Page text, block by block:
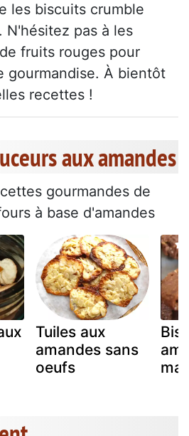
les biscuits crumble
N'hésitez pas à les
fruits rouges pour
gourmandise. À bientôt
recettes !
aux amandes
gourmandes de
à base d'amandes
Tuiles aux
amandes sans
oeufs